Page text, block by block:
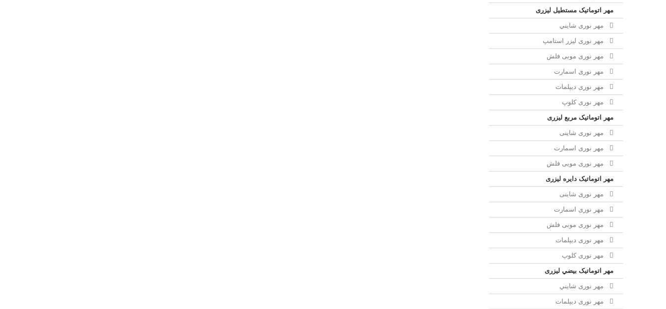
مهر اتوماتیک مستطیل لیزری
مهر نوری شايني
مهر نوری لیزر استامپ
مهر نوری موبی فلش
مهر نوری اسمارت
مهر نوری ديپلمات
مهر نوری کلوپ
مهر اتوماتیک مربع لیزری
مهر نوری شاینی
مهر نوری اسمارت
مهر نوری موبی فلش
مهر اتوماتیک دايره لیزری
مهر نوری شاینی
مهر نوری اسمارت
مهر نوری موبی فلش
مهر نوری دیپلمات
مهر نوری کلوپ
مهر اتوماتیک بيضي لیزری
مهر نوری شايني
مهر نوری دیپلمات